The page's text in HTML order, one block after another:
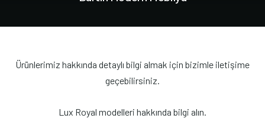
Ürünlerimiz hakkında detaylı bilgi almak için bizimle iletişime
geçebilirsiniz.
Lux Royal modelleri hakkında bilgi alın.